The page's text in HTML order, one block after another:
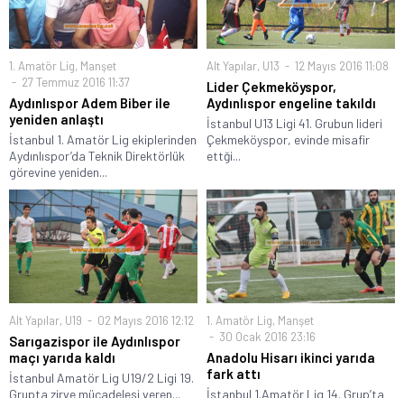
1. Amatör Lig, Manşet
27 Temmuz 2016 11:37
Aydınlıspor Adem Biber ile
yeniden anlaştı
İstanbul 1. Amatör Lig ekiplerinden
Aydınlıspor’da Teknik Direktörlük
görevine yeniden...
Alt Yapılar, U13 12 Mayıs 2016 11:08
Lider Çekmeköyspor,
Aydınlıspor engeline takıldı
İstanbul U13 Ligi 41. Grubun lideri
Çekmeköyspor, evinde misafir
ettği...
Alt Yapılar, U19 02 Mayıs 2016 12:12
Sarıgazispor ile Aydınlıspor
maçı yarıda kaldı
İstanbul Amatör Lig U19/2 Ligi 19.
Grupta zirve mücadelesi veren...
1. Amatör Lig, Manşet
30 Ocak 2016 23:16
Anadolu Hisarı ikinci yarıda
fark attı
İstanbul 1.Amatör Lig 14. Grup’ta